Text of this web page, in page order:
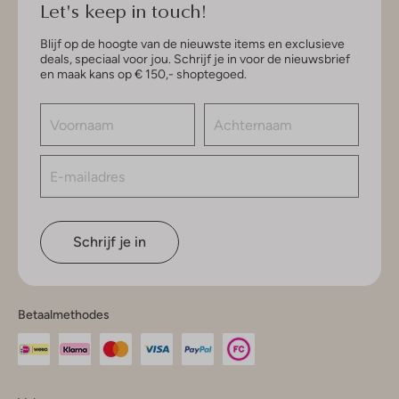
Let's keep in touch!
Blijf op de hoogte van de nieuwste items en exclusieve
deals, speciaal voor jou. Schrijf je in voor de nieuwsbrief
en maak kans op € 150,- shoptegoed.
Schrijf je in
Betaalmethodes